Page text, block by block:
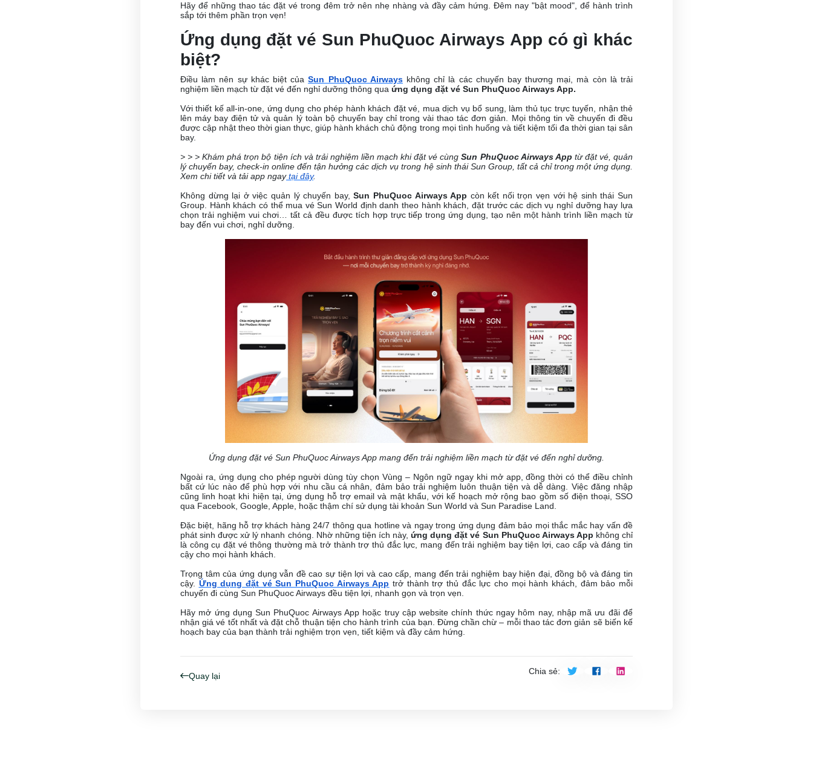
Hãy để những thao tác đặt vé trong đêm trở nên nhẹ nhàng và đầy cảm hứng. Đêm nay "bật mood", để hành trình
sắp tới thêm phần trọn vẹn!
Ứng dụng đặt vé Sun PhuQuoc Airways App có gì khác
biệt?
Điều làm nên sự khác biệt củaSun PhuQuoc Airways không chỉ là các chuyến bay thương mại, mà còn là trải
nghiệm liền mạch từ đặt vé đến nghỉ dưỡng thông qua ứng dụng đặt vé Sun PhuQuoc Airways App.
Với thiết kế all-in-one, ứng dụng cho phép hành khách đặt vé, mua dịch vụ bổ sung, làm thủ tục trực tuyến, nhận thẻ
lên máy bay điện tử và quản lý toàn bộ chuyến bay chỉ trong vài thao tác đơn giản. Mọi thông tin về chuyến đi đều
được cập nhật theo thời gian thực, giúp hành khách chủ động trong mọi tình huống và tiết kiệm tối đa thời gian tại sân
bay.
> > > Khám phá trọn bộ tiện ích và trải nghiệm liền mạch khi đặt vé cùngSun PhuQuoc Airways App từ đặt vé, quản
lý chuyến bay, check-in online đến tận hưởng các dịch vụ trong hệ sinh thái Sun Group, tất cả chỉ trong một ứng dụng.
Xem chi tiết và tải app ngay tại đây.
Không dừng lại ở việc quản lý chuyến bay,Sun PhuQuoc Airways App còn kết nối trọn vẹn với hệ sinh thái Sun
Group. Hành khách có thể mua vé Sun World định danh theo hành khách, đặt trước các dịch vụ nghỉ dưỡng hay lựa
chọn trải nghiệm vui chơi… tất cả đều được tích hợp trực tiếp trong ứng dụng, tạo nên một hành trình liền mạch từ
bay đến vui chơi, nghỉ dưỡng.
Ứng dụng đặt vé Sun PhuQuoc Airways App mang đến trải nghiệm liền mạch từ đặt vé đến nghỉ dưỡng.
Ngoài ra, ứng dụng cho phép người dùng tùy chọn Vùng – Ngôn ngữ ngay khi mở app, đồng thời có thể điều chỉnh
bất cứ lúc nào để phù hợp với nhu cầu cá nhân, đảm bảo trải nghiệm luôn thuận tiện và dễ dàng. Việc đăng nhập
cũng linh hoạt khi hiện tại, ứng dụng hỗ trợ email và mật khẩu, với kế hoạch mở rộng bao gồm số điện thoại, SSO
qua Facebook, Google, Apple, hoặc thậm chí sử dụng tài khoản Sun World và Sun Paradise Land.
Đặc biệt, hãng hỗ trợ khách hàng 24/7 thông qua hotline và ngay trong ứng dụng đảm bảo mọi thắc mắc hay vấn đề
phát sinh được xử lý nhanh chóng. Nhờ những tiện ích này,ứng dụng đặt vé Sun PhuQuoc Airways App không chỉ
là công cụ đặt vé thông thường mà trở thành trợ thủ đắc lực, mang đến trải nghiệm bay tiện lợi, cao cấp và đáng tin
cậy cho mọi hành khách.
Trọng tâm của ứng dụng vẫn đề cao sự tiện lợi và cao cấp, mang đến trải nghiệm bay hiện đại, đồng bộ và đáng tin
cậy. Ứng dụng đặt vé Sun PhuQuoc Airways App trở thành trợ thủ đắc lực cho mọi hành khách, đảm bảo mỗi
chuyến đi cùng Sun PhuQuoc Airways đều tiện lợi, nhanh gọn và trọn vẹn.
Hãy mở ứng dụng Sun PhuQuoc Airways App hoặc truy cập website chính thức ngay hôm nay, nhập mã ưu đãi để
nhận giá vé tốt nhất và đặt chỗ thuận tiện cho hành trình của bạn. Đừng chần chừ – mỗi thao tác đơn giản sẽ biến kế
hoạch bay của bạn thành trải nghiệm trọn vẹn, tiết kiệm và đầy cảm hứng.
Quay lại Chia sẻ: